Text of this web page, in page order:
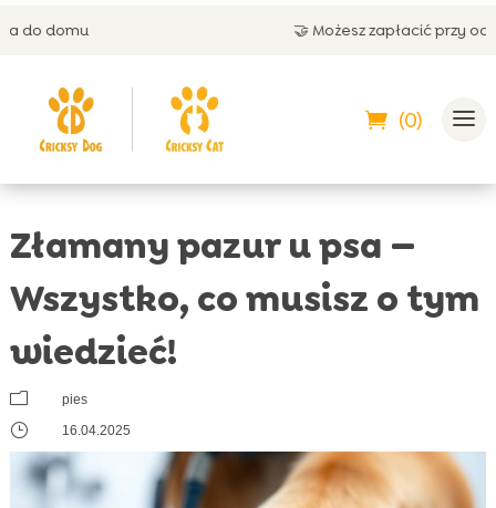
🤝 Możesz zapłacić przy odbiorze
(0)
Złamany pazur u psa —
Wszystko, co musisz o tym
wiedzieć!
m pies
} 16.04.2025